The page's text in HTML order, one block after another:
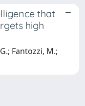
that
high
Fantozzi, M.;